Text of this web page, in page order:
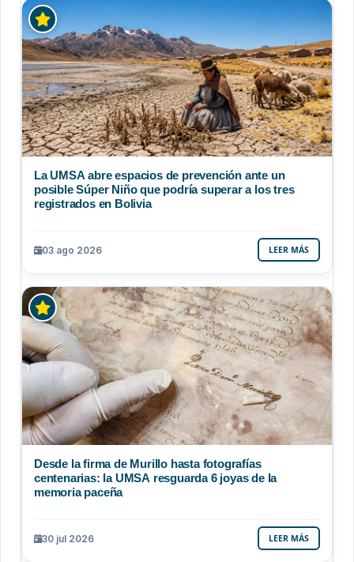
La UMSA abre espacios de prevención ante un
posible Súper Niño que podría superar a los tres
registrados en Bolivia
03 ago 2026 LEER MÁS
Desde la firma de Murillo hasta fotografías
centenarias: la UMSA resguarda 6 joyas de la
memoria paceña
30 jul 2026 LEER MÁS